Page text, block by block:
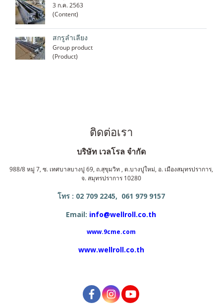
3 ก.ค. 2563
(Content)
สกรูลำเลียง
Group product
(Product)
ติดต่อเรา
บริษัท เวลโรล จำกัด
988/8 หมู่ 7, ซ. เทศบาลบางปู 69, ถ.สุขุมวิท , ต.บางปูใหม่, อ. เมืองสมุทรปราการ,
จ. สมุทรปราการ 10280
โทร : 02 709 2245, 061 979 9157
Email: info@wellroll.co.th
www.9cme.com
www.wellroll.co.th